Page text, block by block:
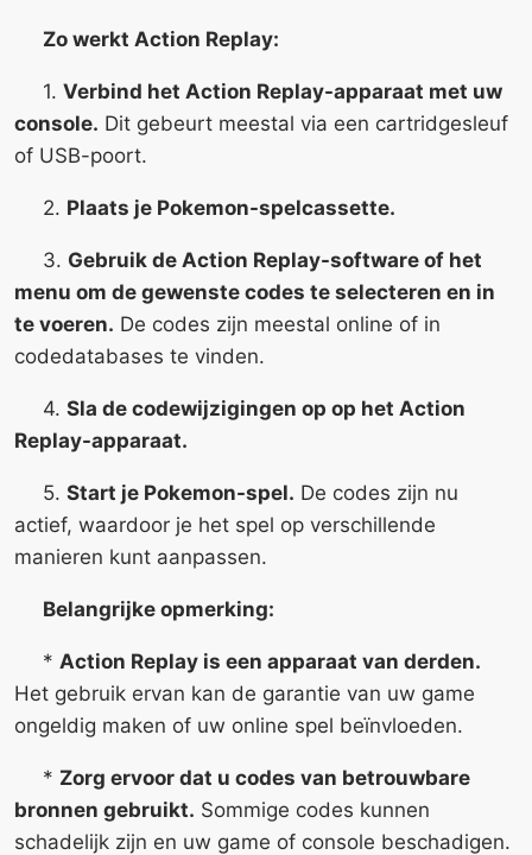
Zo werkt Action Replay:
1. Verbind het Action Replay-apparaat met uw
console. Dit gebeurt meestal via een cartridgesleuf
of USB-poort.
2. Plaats je Pokemon-spelcassette.
3. Gebruik de Action Replay-software of het
menu om de gewenste codes te selecteren en in
te voeren. De codes zijn meestal online of in
codedatabases te vinden.
4. Sla de codewijzigingen op op het Action
Replay-apparaat.
5. Start je Pokemon-spel. De codes zijn nu
actief, waardoor je het spel op verschillende
manieren kunt aanpassen.
Belangrijke opmerking:
* Action Replay is een apparaat van derden.
Het gebruik ervan kan de garantie van uw game
ongeldig maken of uw online spel beïnvloeden.
* Zorg ervoor dat u codes van betrouwbare
bronnen gebruikt. Sommige codes kunnen
schadelijk zijn en uw game of console beschadigen.